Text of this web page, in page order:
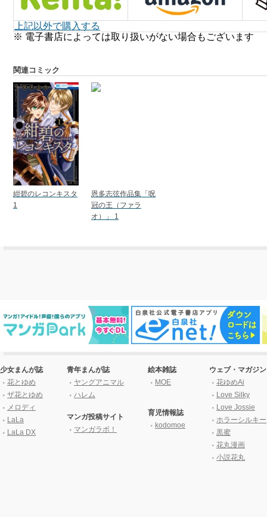
上記以外で購入する
※ 電子書店によっては取り扱いがない場合もございます
関連コミック
紺碧のレコンキスタ
1
恩多志弦作品集「呪
冠の王（ファラ
オ）」 1
少女まんが誌
花とゆめ
ザ花とゆめ
メロディ
LaLa
LaLa DX
青年まんが誌
ヤングアニマル
ハレム
マンガ投稿サイト
マンガラボ！
絵本雑誌
MOE
育児情報誌
kodomoe
ウェブ・マガジン
花ゆめAi
Love Silky
Love Jossie
ホラーシルキー
黒蜜
花丸漫画
小説花丸